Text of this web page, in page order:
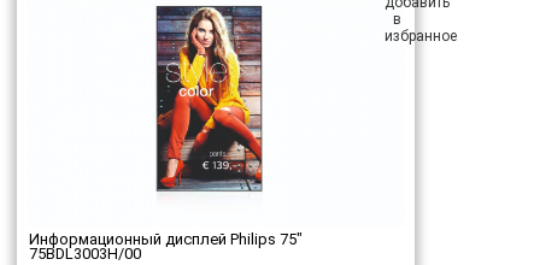
Информационный дисплей Philips 75"
75BDL3003H/00